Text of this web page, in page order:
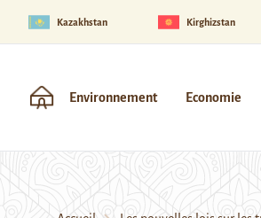
Kazakhstan Kirghizstan
Environnement Economie